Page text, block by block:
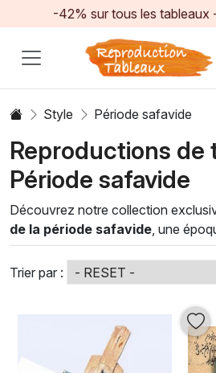
-42% sur tous les
Style Période safavide
Reproductions de
Période safavide
Découvrez notre collection
de la période safavide , une
l'architecture ont atteint des
sophistication. Ces œuvres, riches
détails, témoignent de l'héritage
dynastie persane. Les artistes de
allier tradition et innovation,
compositions qui capturent la
scènes de la vie quotidienne et
Trier par :